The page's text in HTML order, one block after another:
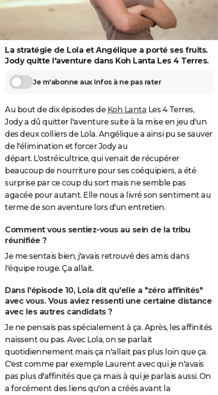
Destinations
City break
Voyage nature
Voyage de noces
Forum
Climat
+
BONS PLANS
Carte de Noël
Carte Bonne année
Carte Saint-Valentin
Carte Pâques
Carte d'anniversaire
DICTIONNAIRE
Dictionnaire
Biographies
Citations
Expressions
Proverbes
PROGRAMME TV
COPAINS D'AVANT
S'inscrire
Se connecter
Lycées
Collèges
Primaires
Universités
Entreprises
Service militaire
Avis de recherche
AVIS DE DÉCÈS
FORUM
Bricolage
Lifestyle
Culture
Sport
Auto
Television
Voyage
Cinema
La stratégie de Lola et Angélique a porté ses fruits.
Jody quitte l'aventure dans Koh Lanta Les 4 Terres.
Je m'abonne aux Infos à ne pas rater
Au bout de dix épisodes de Koh Lanta Les 4 Terres,
Jody a dû quitter l'aventure suite à la mise en jeu d'un
des deux colliers de Lola. Angélique a ainsi pu se sauver
de l'élimination et forcer Jody au
départ. L'ostréicultrice, qui venait de récupérer
beaucoup de nourriture pour ses coéquipiers, a été
surprise par ce coup du sort mais ne semble pas
agacée pour autant. Elle nous a livré son sentiment au
terme de son aventure lors d'un entretien.
Comment vous sentiez-vous au sein de la tribu
réunifiée ?
Je me sentais bien, j'avais retrouvé des amis dans
l'équipe rouge. Ça allait.
Dans l'épisode 10, Lola dit qu'elle a "zéro affinités"
avec vous. Vous aviez ressenti une certaine distance
avec les autres candidats ?
Je ne pensais pas spécialement à ça. Après, les affinités
naissent ou pas. Avec Lola, on se parlait
quotidiennement mais ça n'allait pas plus loin que ça.
C'est comme par exemple Laurent avec qui je n'avais
pas plus d'affinités que ça mais à qui je parlais aussi. On
a forcément des liens qu'on a créés avant la